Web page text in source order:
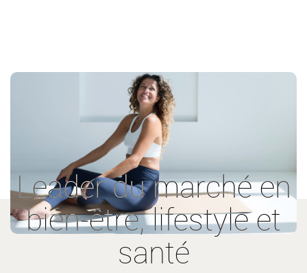
Leader du marché en
bien-être, lifestyle et
santé